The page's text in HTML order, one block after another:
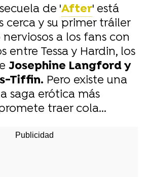
de 'After' está
cerca y su primer tráiler
a los fans con
entre Tessa y Hardin, los
Josephine Langford y
Tiffin. Pero existe una
saga erótica más
traer cola...